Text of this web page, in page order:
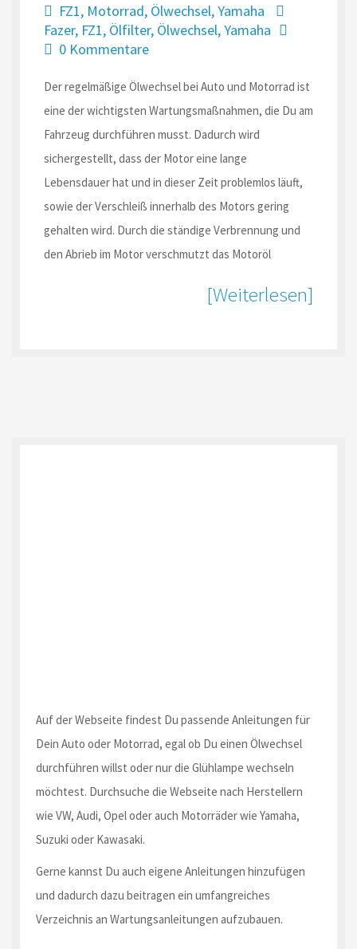
FZ1, Motorrad, Ölwechsel,Yamaha
Fazer, FZ1, Ölfilter, Ölwechsel,Yamaha
0 Kommentare
Der regelmäßige Ölwechsel bei Auto und Motorrad ist
eine der wichtigsten Wartungsmaßnahmen, die Du am
Fahrzeug durchführen musst. Dadurch wird
sichergestellt, dass der Motor eine lange
Lebensdauer hat und in dieser Zeit problemlos läuft,
sowie der Verschleiß innerhalb des Motors gering
gehalten wird. Durch die ständige Verbrennung und
den Abrieb im Motor verschmutzt das Motoröl
[Weiterlesen]
Auf der Webseite findest Du passende Anleitungen für
Dein Auto oder Motorrad, egal ob Du einen Ölwechsel
durchführen willst oder nur die Glühlampe wechseln
möchtest. Durchsuche die Webseite nach Herstellern
wie VW, Audi, Opel oder auch Motorräder wie Yamaha,
Suzuki oder Kawasaki.
Gerne kannst Du auch eigene Anleitungen hinzufügen
und dadurch dazu beitragen ein umfangreiches
Verzeichnis an Wartungsanleitungen aufzubauen.